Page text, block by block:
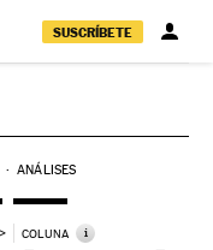
SUSCRÍBETE
ANÁLISES
COLUNA i